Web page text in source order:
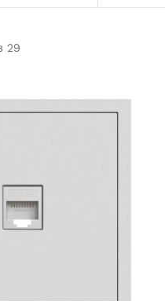
29